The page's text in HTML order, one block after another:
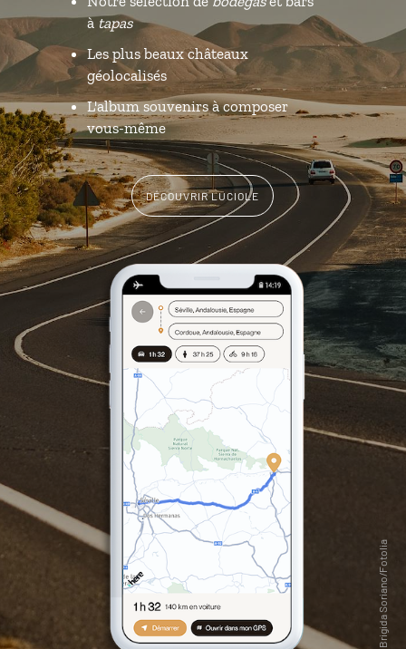
àtapas
Les plus beaux châteaux
géolocalisés
L'album souvenirs à composer
vous-même
DÉCOUVRIR LUCIOLE